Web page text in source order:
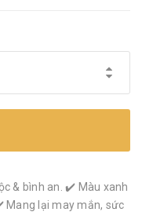
& bình an. ✔️ Màu xanh
Mang lại may mắn, sức